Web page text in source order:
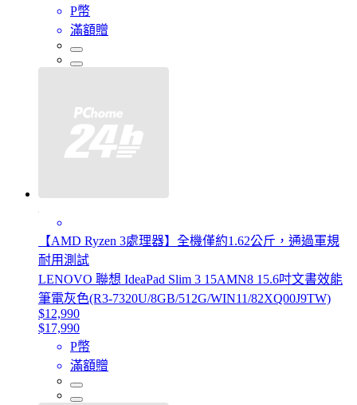
P幣
滿額贈
【AMD Ryzen 3處理器】全機僅約1.62公斤，通過軍規
耐用測試
LENOVO 聯想 IdeaPad Slim 3 15AMN8 15.6吋文書效能
筆電灰色(R3-7320U/8GB/512G/WIN11/82XQ00J9TW)
$12,990
$17,990
P幣
滿額贈